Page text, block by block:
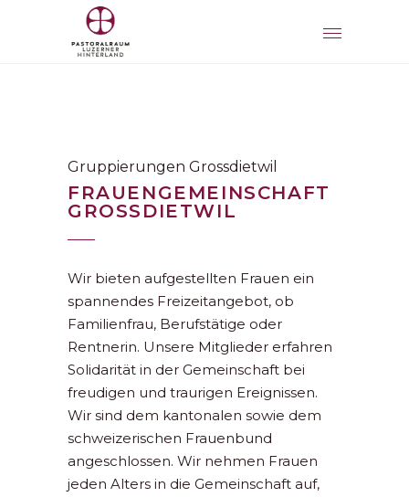
Gruppierungen Grossdietwil
FRAUENGEMEINSCHAFT
GROSSDIETWIL
Wir bieten aufgestellten Frauen ein
spannendes Freizeitangebot, ob
Familienfrau, Berufstätige oder
Rentnerin. Unsere Mitglieder erfahren
Solidarität in der Gemeinschaft bei
freudigen und traurigen Ereignissen.
Wir sind dem kantonalen sowie dem
schweizerischen Frauenbund
angeschlossen. Wir nehmen Frauen
jeden Alters in die Gemeinschaft auf,